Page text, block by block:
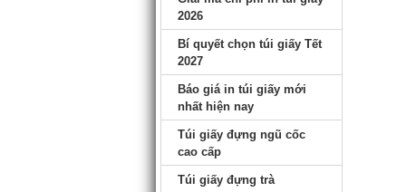
2026
Bí quyết chọn túi giấy Tết
2027
Báo giá in túi giấy mới
nhất hiện nay
Túi giấy đựng ngũ cốc
cao cấp
Túi giấy đựng trà